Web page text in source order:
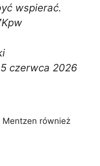
wspierać.
czerwca 2026
Mentzen również